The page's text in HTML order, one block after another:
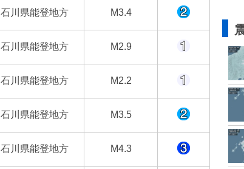
石川県能登地方 M3.4
石川県能登地方 M2.9
石川県能登地方 M2.2
石川県能登地方 M3.5
石川県能登地方 M4.3